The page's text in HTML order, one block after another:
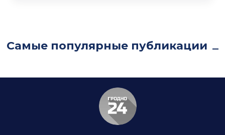
Самые популярные публикации